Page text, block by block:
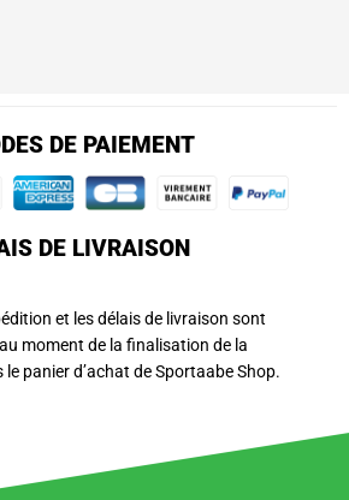
DE PAIEMENT
DE LIVRAISON
et les délais de livraison sont
moment de la finalisation de la
panier d’achat de Sportaabe Shop.